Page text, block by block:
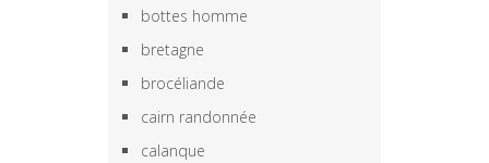
bottes homme
bretagne
brocéliande
cairn randonnée
calanque